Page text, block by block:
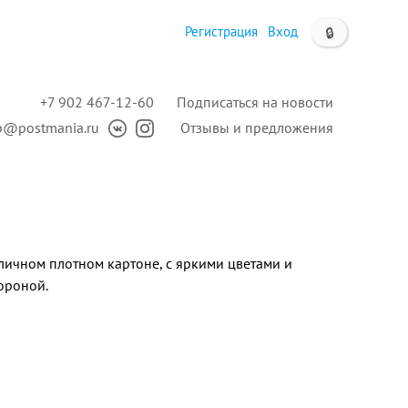
🔒
Регистрация Вход
Подписаться на новости
Отзывы и предложения
+7 902 467-12-60
плотном картоне, с яркими цветами и